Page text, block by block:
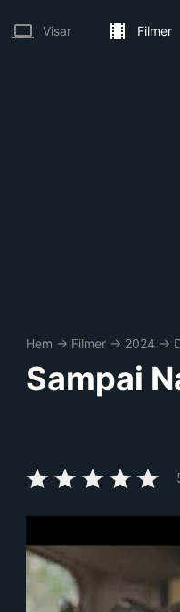
Visar Filmer
Hem → Filmer → 2024 →
Sampai